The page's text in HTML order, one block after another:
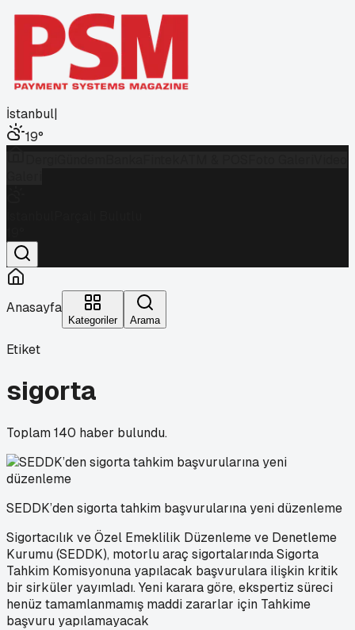
İstanbul|
19°
Anasayfa
Kategoriler Arama
Etiket
sigorta
Toplam140 haber bulundu.
SEDDK’den sigorta tahkim başvurularına yeni düzenleme
Sigortacılık ve Özel Emeklilik Düzenleme ve Denetleme
Kurumu (SEDDK), motorlu araç sigortalarında Sigorta
Tahkim Komisyonuna yapılacak başvurulara ilişkin kritik
bir sirküler yayımladı. Yeni karara göre, ekspertiz süreci
henüz tamamlanmamış maddi zararlar için Tahkime
başvuru yapılamayacak